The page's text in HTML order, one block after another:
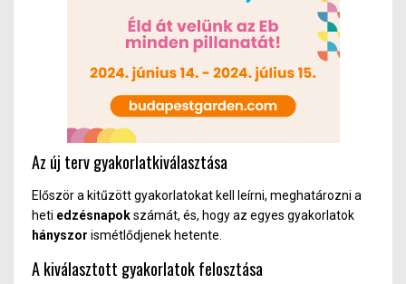
Az új terv gyakorlatkiválasztása
Először a kitűzött gyakorlatokat kell leírni, meghatározni a
heti edzésnapokszámát, és, hogy az egyes gyakorlatok
hányszor ismétlődjenek hetente.
A kiválasztott gyakorlatok felosztása